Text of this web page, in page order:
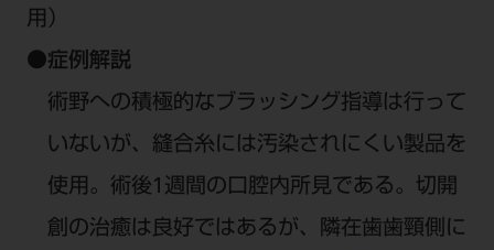
用）
●症例解説
術野への積極的なブラッシング指導は行って
いないが、縫合糸には汚染されにくい製品を
使用。術後1週間の口腔内所見である。切開
創の治癒は良好ではあるが、隣在歯歯頸側に